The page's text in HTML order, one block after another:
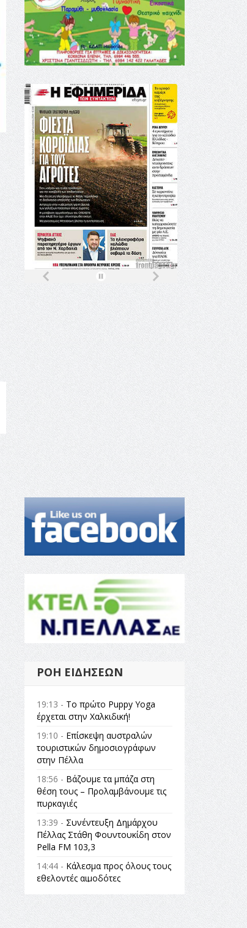
ΡΟΉ ΕΙΔΉΣΕΩΝ
19:13 - Το πρώτο Puppy Yoga
έρχεται στην Χαλκιδική!
19:10 - Επίσκεψη αυστραλών
τουριστικών δημοσιογράφων
στην Πέλλα
18:56 - Βάζουμε τα μπάζα στη
θέση τους – Προλαμβάνουμε τις
πυρκαγιές
13:39 - Συνέντευξη Δημάρχου
Πέλλας Στάθη Φουντουκίδη στον
Pella FM 103,3
14:44 - Κάλεσμα προς όλους τους
εθελοντές αιμοδότες
14:23 -Όλη η Ελλάδα ένας
πολιτισμός Μουσική
εγκατάσταση Πόλεμος και